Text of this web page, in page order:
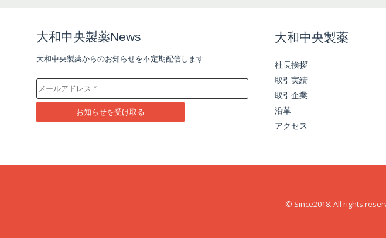
大和中央製薬News
大和中央製薬からのお知らせを不定期配信します
大和中央製薬
社長挨拶
取引実績
取引企業
沿革
アクセス
© Since2018. All rights